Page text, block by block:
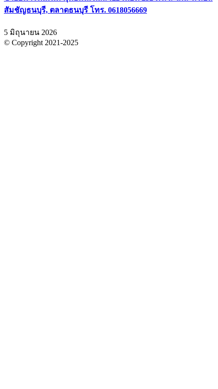
สัมชัญธนบุรี, ตลาดธนบุรี โทร. 0618056669
5 มิถุนายน 2026
© Copyright 2021-2025